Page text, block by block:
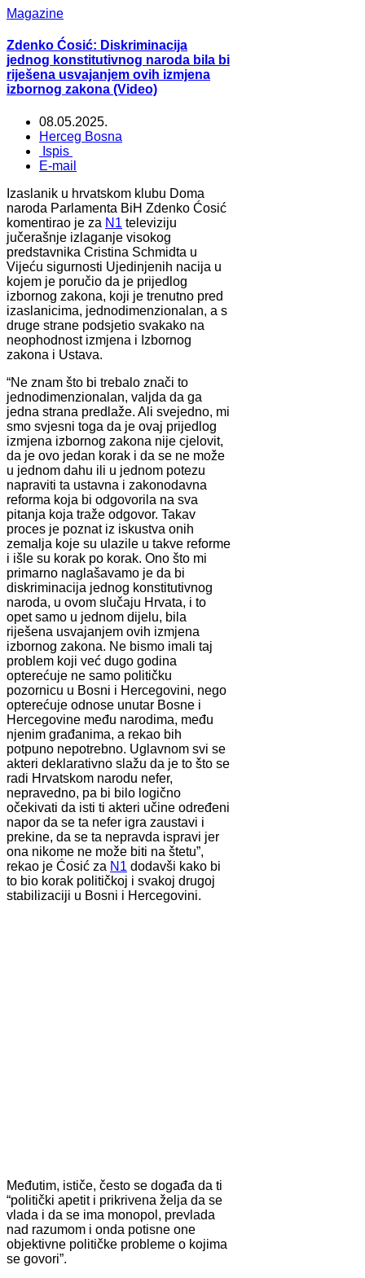
Magazine
Zdenko Ćosić: Diskriminacija
jednog konstitutivnog naroda bila bi
riješena usvajanjem ovih izmjena
izbornog zakona (Video)
08.05.2025.
Herceg Bosna
Ispis
E-mail
Izaslanik u hrvatskom klubu Doma
naroda Parlamenta BiH Zdenko Ćosić
komentirao je za N1 televiziju
jučerašnje izlaganje visokog
predstavnika Cristina Schmidta u
Vijeću sigurnosti Ujedinjenih nacija u
kojem je poručio da je prijedlog
izbornog zakona, koji je trenutno pred
izaslanicima, jednodimenzionalan, a s
druge strane podsjetio svakako na
neophodnost izmjena i Izbornog
zakona i Ustava.
“Ne znam što bi trebalo znači to
jednodimenzionalan, valjda da ga
jedna strana predlaže. Ali svejedno, mi
smo svjesni toga da je ovaj prijedlog
izmjena izbornog zakona nije cjelovit,
da je ovo jedan korak i da se ne može
u jednom dahu ili u jednom potezu
napraviti ta ustavna i zakonodavna
reforma koja bi odgovorila na sva
pitanja koja traže odgovor. Takav
proces je poznat iz iskustva onih
zemalja koje su ulazile u takve reforme
i išle su korak po korak. Ono što mi
primarno naglašavamo je da bi
diskriminacija jednog konstitutivnog
naroda, u ovom slučaju Hrvata, i to
opet samo u jednom dijelu, bila
riješena usvajanjem ovih izmjena
izbornog zakona. Ne bismo imali taj
problem koji već dugo godina
opterećuje ne samo političku
pozornicu u Bosni i Hercegovini, nego
opterećuje odnose unutar Bosne i
Hercegovine među narodima, među
njenim građanima, a rekao bih
potpuno nepotrebno. Uglavnom svi se
akteri deklarativno slažu da je to što se
radi Hrvatskom narodu nefer,
nepravedno, pa bi bilo logično
očekivati da isti ti akteri učine određeni
napor da se ta nefer igra zaustavi i
prekine, da se ta nepravda ispravi jer
ona nikome ne može biti na štetu”,
rekao je Ćosić za N1 dodavši kako bi
to bio korak političkoj i svakoj drugoj
stabilizaciji u Bosni i Hercegovini.
Međutim, ističe, često se događa da ti
“politički apetit i prikrivena želja da se
vlada i da se ima monopol, prevlada
nad razumom i onda potisne one
objektivne političke probleme o kojima
se govori”.